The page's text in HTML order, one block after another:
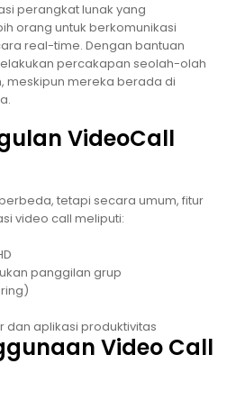
perangkat lunak yang
orang untuk berkomunikasi
real-time. Dengan bantuan
percakapan seolah-olah
meskipun mereka berada di
VideoCall
tetapi secara umum, fitur
video call meliputi:
panggilan grup
dan aplikasi produktivitas
Video Call